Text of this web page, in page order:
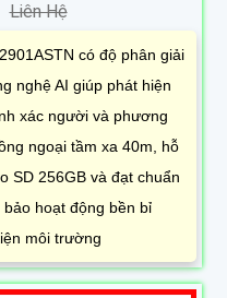
Liên Hệ
có độ phân giải
nghệ AI giúp phát hiện
xác người và phương
ngoại tầm xa 40m, hỗ
SD 256GB và đạt chuẩn
bảo hoạt động bền bỉ
môi trường